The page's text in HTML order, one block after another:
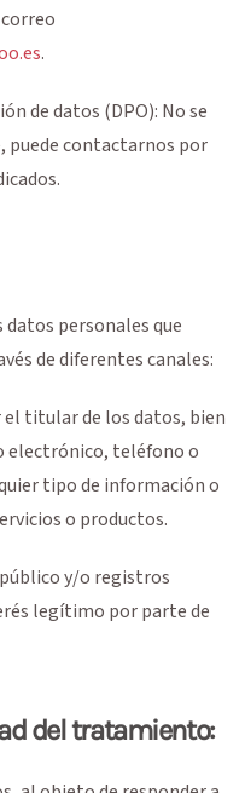
.
de datos (DPO): No se
puede contactarnos por
datos personales que
de diferentes canales:
titular de los datos, bien
electrónico, teléfono o
tipo de información o
o productos.
y/o registros
legítimo por parte de
del tratamiento: